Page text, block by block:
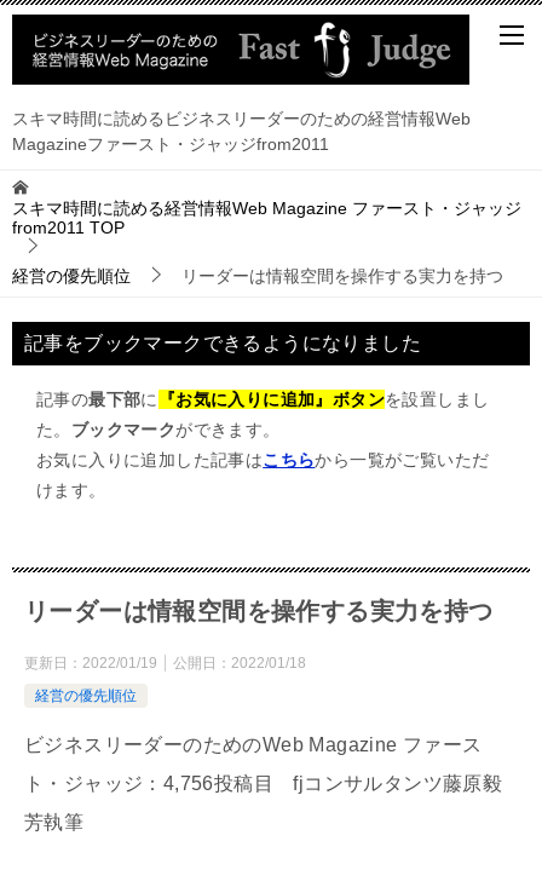
スキマ時間に読めるビジネスリーダーのための経営情報Web
Magazineファースト・ジャッジfrom2011
スキマ時間に読める経営情報Web Magazine ファースト・ジャッジ
from2011 TOP
経営の優先順位 リーダーは情報空間を操作する実力を持つ
記事をブックマークできるようになりました
記事の最下部に 『お気に入りに追加』ボタンを設置しまし
た。 ブックマークができます。
お気に入りに追加した記事はこちらから一覧がご覧いただ
けます。
リーダーは情報空間を操作する実力を持つ
更新日： 2022/01/19 公開日： 2022/01/18
経営の優先順位
ビジネスリーダーのためのWeb Magazine ファース
ト・ジャッジ：4,756投稿目 fjコンサルタンツ藤原毅
芳執筆